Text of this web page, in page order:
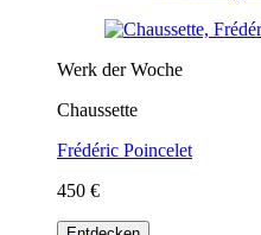
Werk der Woche
Chaussette
Frédéric Poincelet
450 €